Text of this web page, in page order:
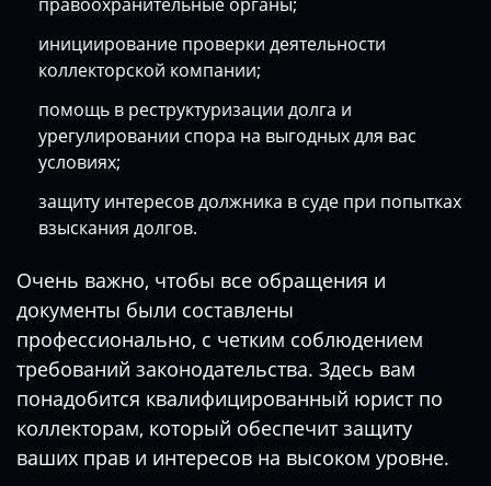
инициирование проверки деятельности
коллекторской компании;
помощь в реструктуризации долга и
урегулировании спора на выгодных для вас
условиях;
защиту интересов должника в суде при попытках
взыскания долгов.
Очень важно, чтобы все обращения и
документы были составлены
профессионально, с четким соблюдением
требований законодательства. Здесь вам
понадобится квалифицированный юрист по
коллекторам, который обеспечит защиту
ваших прав и интересов на высоком уровне.